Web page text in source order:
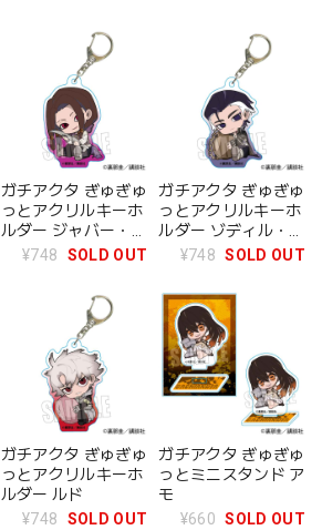
ガチアクタ ぎゅぎゅ
っとアクリルキーホ
ルダー ジャバー・ウ
ォンガー
¥748 SOLD OUT
ガチアクタ ぎゅぎゅ
っとアクリルキーホ
ルダー ゾディル・テ
ュフォン
¥748 SOLD OUT
ガチアクタ ぎゅぎゅ
っとアクリルキーホ
ルダー ルド
¥748
SOLD OUT
ガチアクタ ぎゅぎゅ
っとミニスタンド ア
モ
¥660 SOLD OUT